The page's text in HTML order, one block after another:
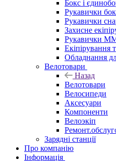
Бокс і
Рукавички
Рукавички
Захисне
Рукавички
Екіпірування
Обладнання
Велотовари
Назад
Велотовари
Велосипеди
Аксесуари
Компоненти
Велоэкіп
Зарядні станції
Про компанію
Інформація